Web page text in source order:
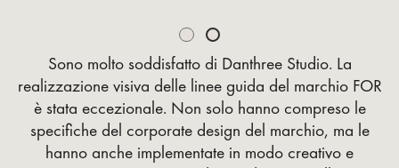
Sono molto soddisfatto di Danthree Studio. La
realizzazione visiva delle linee guida del marchio FOR
è stata eccezionale. Non solo hanno compreso le
specifiche del corporate design del marchio, ma le
hanno anche implementate in modo creativo e